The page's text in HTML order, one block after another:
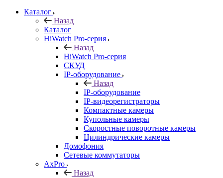
Каталог
Назад
Каталог
HiWatch Pro-серия
Назад
HiWatch Pro-серия
CКУД
IP-оборудование
Назад
IP-оборудование
IP-видеорегистраторы
Компактные камеры
Купольные камеры
Скоростные поворотные камеры
Цилиндрические камеры
Домофония
Сетевые коммутаторы
AxPro
Назад